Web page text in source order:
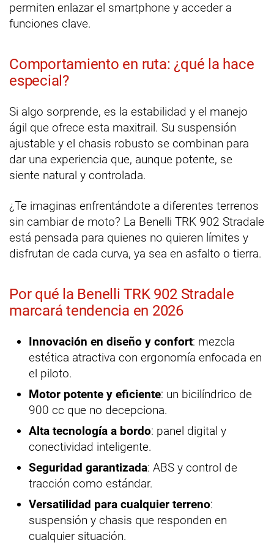
permiten enlazar el smartphone y acceder a
funciones clave.
Comportamiento en ruta: ¿qué la hace
especial?
Si algo sorprende, es la estabilidad y el manejo
ágil que ofrece esta maxitrail. Su suspensión
ajustable y el chasis robusto se combinan para
dar una experiencia que, aunque potente, se
siente natural y controlada.
¿Te imaginas enfrentándote a diferentes terrenos
sin cambiar de moto? La Benelli TRK 902 Stradale
está pensada para quienes no quieren límites y
disfrutan de cada curva, ya sea en asfalto o tierra.
Por qué la Benelli TRK 902 Stradale
marcará tendencia en 2026
Innovación en diseño y confort: mezcla
estética atractiva con ergonomía enfocada en
el piloto.
Motor potente y eficiente: un bicilíndrico de
900 cc que no decepciona.
Alta tecnología a bordo: panel digital y
conectividad inteligente.
Seguridad garantizada: ABS y control de
tracción como estándar.
Versatilidad para cualquier terreno:
suspensión y chasis que responden en
cualquier situación.